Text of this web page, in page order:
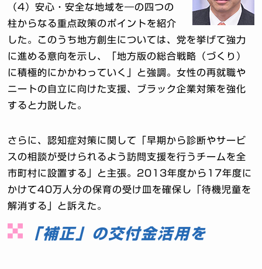
（4）安心・安全な地域を―の四つの
柱からなる重点政策のポイントを紹介
した。このうち地方創生については、党を挙げて強力
に進める意向を示し、「地方版の総合戦略（づくり）
に積極的にかかわっていく」と強調。女性の再就職や
ニートの自立に向けた支援、ブラック企業対策を強化
すると力説した。
さらに、認知症対策に関して「早期から診断やサービ
スの相談が受けられるよう訪問支援を行うチームを全
市町村に設置する」と主張。2013年度から17年度に
かけて40万人分の保育の受け皿を確保し「待機児童を
解消する」と訴えた。
「補正」の交付金活用を